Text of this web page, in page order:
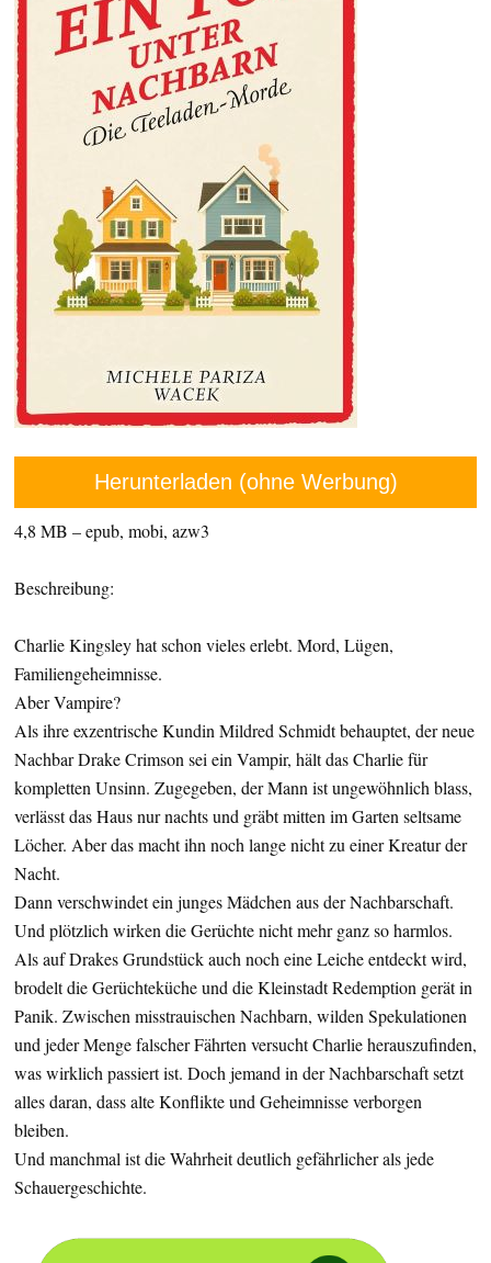
Herunterladen (ohne Werbung)
4,8 MB – epub, mobi, azw3
Beschreibung:
Charlie Kingsley hat schon vieles erlebt. Mord, Lügen,
Familiengeheimnisse.
Aber Vampire?
Als ihre exzentrische Kundin Mildred Schmidt behauptet, der neue
Nachbar Drake Crimson sei ein Vampir, hält das Charlie für
kompletten Unsinn. Zugegeben, der Mann ist ungewöhnlich blass,
verlässt das Haus nur nachts und gräbt mitten im Garten seltsame
Löcher. Aber das macht ihn noch lange nicht zu einer Kreatur der
Nacht.
Dann verschwindet ein junges Mädchen aus der Nachbarschaft.
Und plötzlich wirken die Gerüchte nicht mehr ganz so harmlos.
Als auf Drakes Grundstück auch noch eine Leiche entdeckt wird,
brodelt die Gerüchteküche und die Kleinstadt Redemption gerät in
Panik. Zwischen misstrauischen Nachbarn, wilden Spekulationen
und jeder Menge falscher Fährten versucht Charlie herauszufinden,
was wirklich passiert ist. Doch jemand in der Nachbarschaft setzt
alles daran, dass alte Konflikte und Geheimnisse verborgen
bleiben.
Und manchmal ist die Wahrheit deutlich gefährlicher als jede
Schauergeschichte.